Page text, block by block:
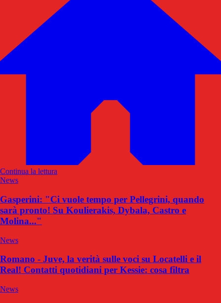
Continua la lettura
News
Gasperini: "Ci vuole tempo per Pellegrini, quando
sarà pronto! Su Koulierakis, Dybala, Castro e
Molina..."
News
Romano - Juve, la verità sulle voci su Locatelli e il
Real! Contatti quotidiani per Kessie: cosa filtra
News